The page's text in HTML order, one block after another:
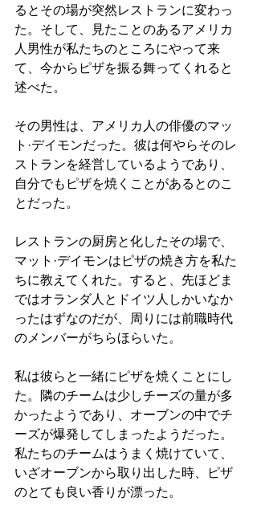
るとその場が突然レストランに変わっ
た。そして、見たことのあるアメリカ
人男性が私たちのところにやって来
て、今からピザを振る舞ってくれると
述べた。
その男性は、アメリカ人の俳優のマッ
ト·デイモンだった。彼は何やらそのレ
ストランを経営しているようであり、
自分でもピザを焼くことがあるとのこ
とだった。
レストランの厨房と化したその場で、
マット·デイモンはピザの焼き方を私た
ちに教えてくれた。すると、先ほどま
ではオランダ人とドイツ人しかいなか
ったはずなのだが、周りには前職時代
のメンバーがちらほらいた。
私は彼らと一緒にピザを焼くことにし
た。隣のチームは少しチーズの量が多
かったようであり、オーブンの中でチ
ーズが爆発してしまったようだった。
私たちのチームはうまく焼けていて、
いざオーブンから取り出した時、ピザ
のとても良い香りが漂った。